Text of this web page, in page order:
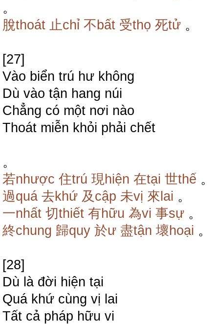
。
脫thoát 止chỉ 不bất 受thọ 死tử 。
[27]
Vào biển trú hư không
Dù vào tận hang núi
Chẳng có một nơi nào
Thoát miễn khỏi phải chết
。
若nhược 住trú 現hiện 在tại 世thế 。
過quá 去khứ 及cập 未vị 來lai 。
一nhất 切thiết 有hữu 為vi 事sự 。
終chung 歸quy 於ư 盡tận 壞hoại 。
[28]
Dù là đời hiện tại
Quá khứ cùng vị lai
Tất cả pháp hữu vi